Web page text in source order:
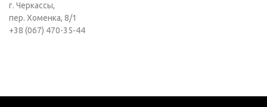
г. Черкассы,
пер. Хоменка, 8/1
+38 (067) 470-35-44